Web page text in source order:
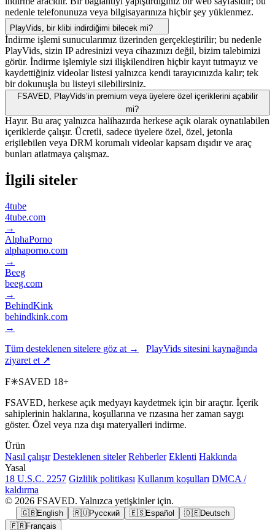
nedenle telefonunuza veya bilgisayarınıza hiçbir şey yüklenmez.
PlayVids, bir klibi indirdiğimi bilecek mi?
İndirme işlemi sunucularımız üzerinden gerçekleştirilir; bu nedenle
PlayVids, sizin IP adresinizi veya cihazınızı değil, bizim talebimizi
görür. İndirme işlemiyle sizi ilişkilendiren hiçbir kayıt tutmayız ve
kaydettiğiniz videolar listesi yalnızca kendi tarayıcınızda kalır; tek
bir dokunuşla bu listeyi silebilirsiniz.
FSAVED, PlayVids’in premium veya üyelere özel içeriklerini açabilir
mi?
Hayır. Bu araç yalnızca halihazırda herkese açık olarak oynatılabilen
içeriklerde çalışır. Ücretli, sadece üyelere özel, özel, jetonla
erişilebilen veya DRM korumalı videolar kapsam dışıdır ve araç
bunları atlatmaya çalışmaz.
İlgili siteler
4tube
4tube.com
→
AlphaPorno
alphaporno.com
→
Beeg
beeg.com
→
BehindKink
behindkink.com
→
Tüm desteklenen sitelere göz at →
PlayVids sitesini kaynağında
ziyaret et ↗
F✳SAVED 18+
FSAVED, herkese açık medyayı kaydetmek için bir araçtır. İçerik
sahiplerinin haklarına, koşullarına ve rızasına her zaman saygı
göster. Özel veya rıza dışı materyalleri indirme.
Ürün
Nasıl çalışır Desteklenen siteler Rehberler Eklenti Hakkında
Yasal
18 U.S.C. 2257 Gizlilik politikası Kullanım koşulları DMCA /
kaldırma
© 2026 FSAVED. Yalnızca yetişkinler için.
🇬🇧English 🇷🇺Русский 🇪🇸Español 🇩🇪Deutsch
🇫🇷Français